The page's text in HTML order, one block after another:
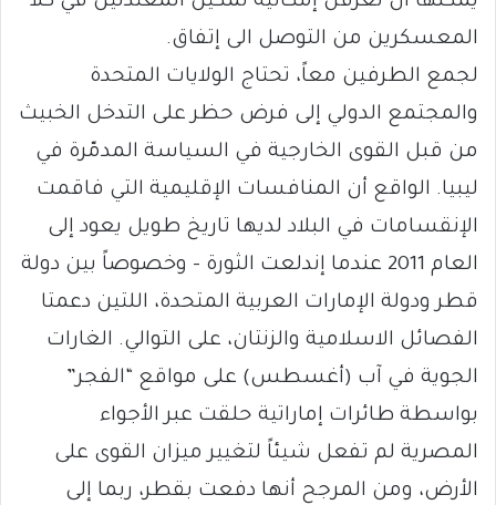
المعسكرين من التوصل الى إتفاق.
لجمع الطرفين معاً، تحتاج الولايات المتحدة
والمجتمع الدولي إلى فرض حظر على التدخل الخبيث
من قبل القوى الخارجية في السياسة المدمّرة في
ليبيا. الواقع أن المنافسات الإقليمية التي فاقمت
الإنقسامات في البلاد لديها تاريخ طويل يعود إلى
العام 2011 عندما إندلعت الثورة – وخصوصاً بين دولة
قطر ودولة الإمارات العربية المتحدة، اللتين دعمتا
الفصائل الاسلامية والزنتان، على التوالي. الغارات
الجوية في آب (أغسطس) على مواقع “الفجر”
بواسطة طائرات إماراتية حلقت عبر الأجواء
المصرية لم تفعل شيئاً لتغيير ميزان القوى على
الأرض، ومن المرجح أنها دفعت بقطر، ربما إلى